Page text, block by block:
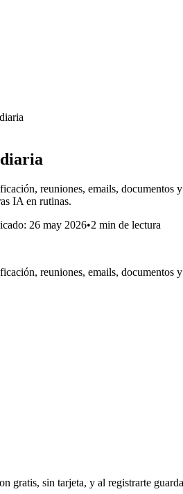
reuniones, emails,
IA en rutinas.
26 may 2026•2 min de lectura
reuniones, emails, documentos
gratis, sin tarjeta, y al registrarte